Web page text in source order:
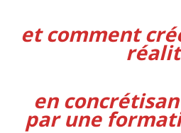
et comment
en
par une